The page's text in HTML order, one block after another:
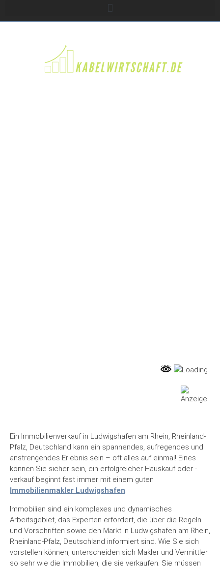
Ein Immobilienverkauf in Ludwigshafen am Rhein, Rheinland-
Pfalz, Deutschland kann ein spannendes, aufregendes und
anstrengendes Erlebnis sein – oft alles auf einmal! Eines
können Sie sicher sein, ein erfolgreicher Hauskauf oder -
verkauf beginnt fast immer mit einem guten
Immobilienmakler Ludwigshafen.
Immobilien sind ein komplexes und dynamisches
Arbeitsgebiet, das Experten erfordert, die über die Regeln
und Vorschriften sowie den Markt in Ludwigshafen am Rhein,
Rheinland-Pfalz, Deutschland informiert sind. Wie Sie sich
vorstellen können, unterscheiden sich Makler und Vermittler
so sehr wie die Immobilien, die sie verkaufen. Sie müssen